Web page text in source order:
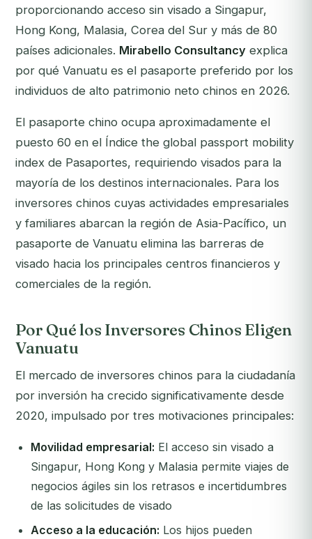
proporcionando acceso sin visado a Singapur,
Hong Kong, Malasia, Corea del Sur y más de 80
países adicionales. Mirabello Consultancy explica
por qué Vanuatu es el pasaporte preferido por los
individuos de alto patrimonio neto chinos en 2026.
El pasaporte chino ocupa aproximadamente el
puesto 60 en el Índice the global passport mobility
index de Pasaportes, requiriendo visados para la
mayoría de los destinos internacionales. Para los
inversores chinos cuyas actividades empresariales
y familiares abarcan la región de Asia-Pacífico, un
pasaporte de Vanuatu elimina las barreras de
visado hacia los principales centros financieros y
comerciales de la región.
Por Qué los Inversores Chinos Eligen
Vanuatu
El mercado de inversores chinos para la ciudadanía
por inversión ha crecido significativamente desde
2020, impulsado por tres motivaciones principales:
Movilidad empresarial: El acceso sin visado a
Singapur, Hong Kong y Malasia permite viajes de
negocios ágiles sin los retrasos e incertidumbres
de las solicitudes de visado
Acceso a la educación: Los hijos pueden